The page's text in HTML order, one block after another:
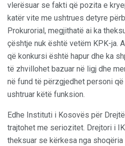
vlerësuar se fakti që pozita e
katër vite me ushtrues detyre
Prokurorial, megjithatë ai ka
çështje nuk është vetëm KPK-ja.
që konkursi është hapur dhe ka
të zhvillohet bazuar në ligj dhe
në fund të përzgjedhet personi
ushtruar këtë funksion.
Edhe Instituti i Kosovës për
trajtohet me seriozitet. Drejtori i
theksuar se kërkesa nga